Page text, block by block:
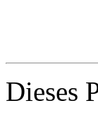
Dieses